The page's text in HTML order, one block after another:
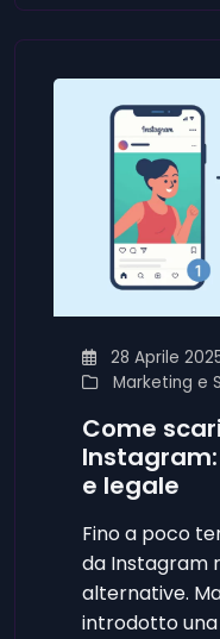
28 Aprile
Marketing e
Come
e legale
Fino a poco
da Instagram
alternative.
introdotto